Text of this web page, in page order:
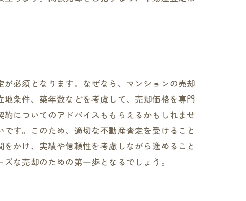
必須となります。なぜなら、マンションの売却
条件、築年数などを考慮して、売却価格を専門
についてのアドバイスももらえるかもしれませ
す。このため、適切な不動産査定を受けること
かけ、実績や信頼性を考慮しながら進めること
な売却のための第一歩となるでしょう。